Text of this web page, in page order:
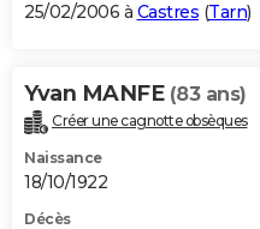
25/02/2006 à Castres (Tarn)
Yvan MANFE (83 ans)
Créer une cagnotte obsèques
Naissance
18/10/1922
Décès